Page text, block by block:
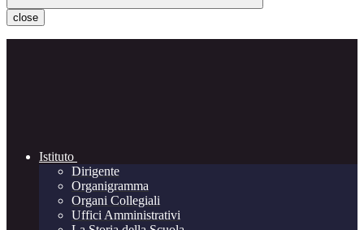
close
Istituto
Dirigente
Organigramma
Organi Collegiali
Uffici Amministrativi